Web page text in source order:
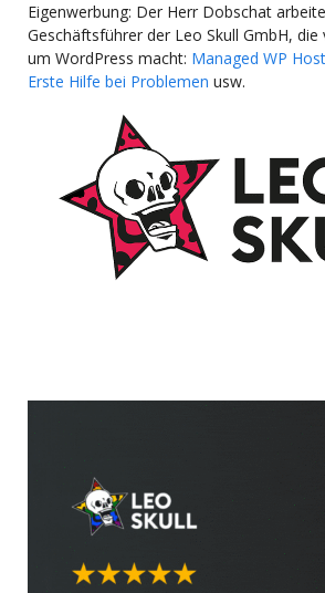
Eigenwerbung: Der Herr Dobschat
Geschäftsführer der Leo Skull GmbH,
um WordPress macht: Managed WP
Erste Hilfe bei Problemen usw.